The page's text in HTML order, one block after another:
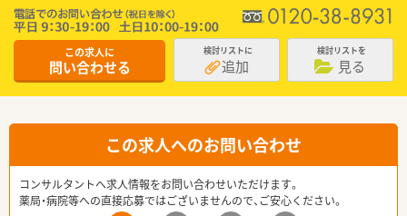
この求人に
問い合わせる
検討リストに
追加
検討リストを
見る
この求人へのお問い合わせ
コンサルタントへ求人情報をお問い合わせいただけます。
薬局・病院等への直接応募ではございませんので、ご安心ください。